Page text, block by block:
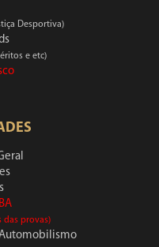
Desportiva)
e etc)
das provas)